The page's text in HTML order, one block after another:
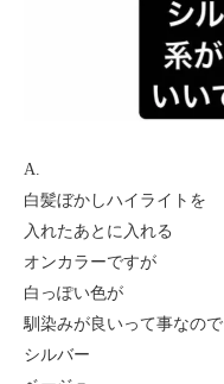
A.
白髪ぼかしハイライトを
入れたあとに入れる
オンカラーですが
白っぽい色が
馴染みが良いって事なので
シルバー